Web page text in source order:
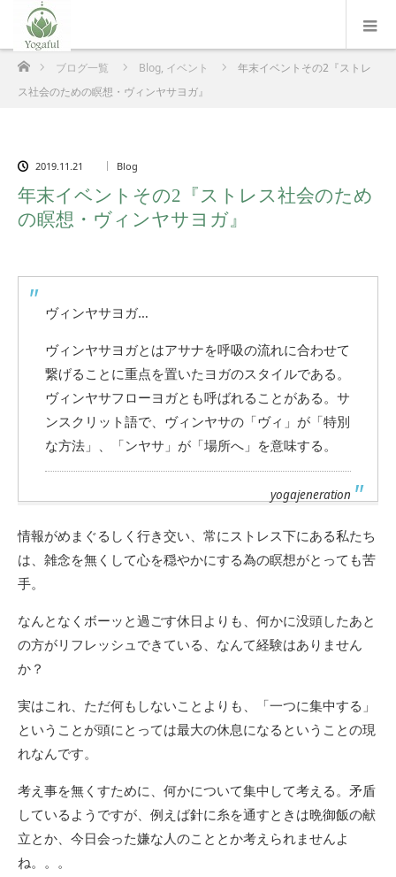
ホームブログ一覧 Blog, イベント
年末イベントその2『ストレ
ス社会のための瞑想・ヴィンヤサヨガ』
2019.11.21 Blog
年末イベントその2『ストレス社会のため
の瞑想・ヴィンヤサヨガ』
ヴィンヤサヨガ…
ヴィンヤサヨガとはアサナを呼吸の流れに合わせて
繋げることに重点を置いたヨガのスタイルである。
ヴィンヤサフローヨガとも呼ばれることがある。サ
ンスクリット語で、ヴィンヤサの「ヴィ」が「特別
な方法」、「ンヤサ」が「場所へ」を意味する。
yogajeneration
情報がめまぐるしく行き交い、常にストレス下にある私たち
は、雑念を無くして心を穏やかにする為の瞑想がとっても苦
手。
なんとなくボーッと過ごす休日よりも、何かに没頭したあと
の方がリフレッシュできている、なんて経験はありません
か？
実はこれ、ただ何もしないことよりも、「一つに集中する」
ということが頭にとっては最大の休息になるということの現
れなんです。
考え事を無くすために、何かについて集中して考える。矛盾
しているようですが、例えば針に糸を通すときは晩御飯の献
立とか、今日会った嫌な人のこととか考えられませんよ
ね。。。